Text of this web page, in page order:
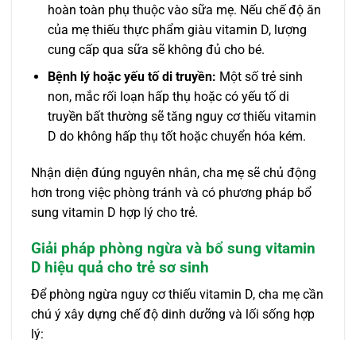
hoàn toàn phụ thuộc vào sữa mẹ. Nếu chế độ ăn
của mẹ thiếu thực phẩm giàu vitamin D, lượng
cung cấp qua sữa sẽ không đủ cho bé.
Bệnh lý hoặc yếu tố di truyền: Một số trẻ sinh
non, mắc rối loạn hấp thụ hoặc có yếu tố di
truyền bất thường sẽ tăng nguy cơ thiếu vitamin
D do không hấp thụ tốt hoặc chuyển hóa kém.
Nhận diện đúng nguyên nhân, cha mẹ sẽ chủ động
hơn trong việc phòng tránh và có phương pháp bổ
sung vitamin D hợp lý cho trẻ.
Giải pháp phòng ngừa và bổ sung vitamin
D hiệu quả cho trẻ sơ sinh
Để phòng ngừa nguy cơ thiếu vitamin D, cha mẹ cần
chú ý xây dựng chế độ dinh dưỡng và lối sống hợp
lý: